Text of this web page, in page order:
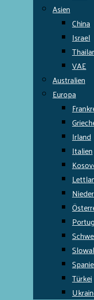
Asien
China
Israel
VAE
Australien
Europa
Irland
Italien
Türkei